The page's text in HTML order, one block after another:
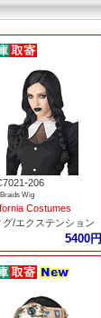
206
Wig
Costumes
グ/エクステンション
5400円